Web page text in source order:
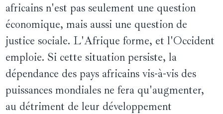
africains n'est pas seulement une question
économique, mais aussi une question de
justice sociale. L'Afrique forme, et l'Occident
emploie. Si cette situation persiste, la
dépendance des pays africains vis-à-vis des
puissances mondiales ne fera qu'augmenter,
au détriment de leur développement